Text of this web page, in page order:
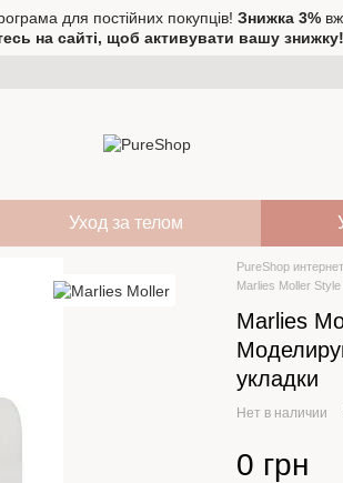
для постійних покупців! Знижка 3%
на сайті, щоб активувати вашу знижку!
Уход за телом
PureShop
Marlies Moller
Marlies
укладки
Нет в наличии
0 грн